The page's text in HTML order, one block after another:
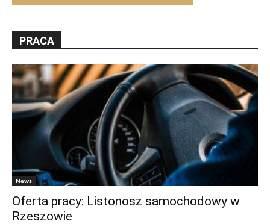
PRACA
News
Oferta pracy: Listonosz samochodowy w
Rzeszowie